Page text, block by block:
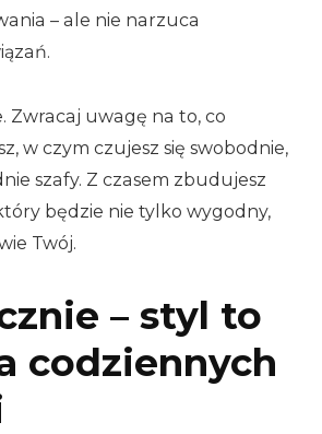
– ale nie narzuca
Zwracaj uwagę na to, co
w czym czujesz się swobodnie,
szafy. Z czasem zbudujesz
będzie nie tylko wygodny,
Twój.
– styl to
codziennych